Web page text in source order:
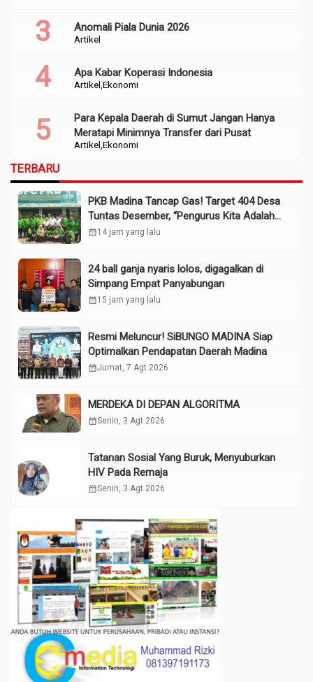
Artikel
Anomali Piala Dunia 2026
Artikel Ekonomi
Apa Kabar Koperasi Indonesia
Artikel Ekonomi
Para Kepala Daerah di Sumut Jangan Hanya
Meratapi Minimnya Transfer dari Pusat
TERBARU
PKB Madina Tancap Gas! Target 404 Desa
Tuntas Desember, “Pengurus Kita Adalah
Tokoh”
calendar_month14 jam yang lalu
24 ball ganja nyaris lolos, digagalkan di
Simpang Empat Panyabungan
calendar_month15 jam yang lalu
Resmi Meluncur! SiBUNGO MADINA Siap
Optimalkan Pendapatan Daerah Madina
calendar_monthJumat, 7 Agt 2026
MERDEKA DI DEPAN ALGORITMA
calendar_monthSenin, 3 Agt 2026
Tatanan Sosial Yang Buruk, Menyuburkan
HIV Pada Remaja
calendar_monthSenin, 3 Agt 2026